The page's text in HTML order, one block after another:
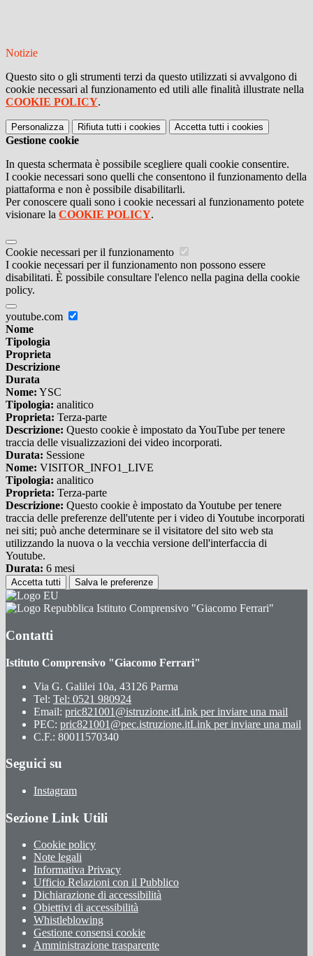
Notizie
Questo sito o gli strumenti terzi da questo utilizzati si avvalgono di
cookie necessari al funzionamento ed utili alle finalità illustrate nella
COOKIE POLICY.
Personalizza Rifiuta tutti i cookies Accetta tutti i cookies
Gestione cookie
In questa schermata è possibile scegliere quali cookie consentire.
I cookie necessari sono quelli che consentono il funzionamento della
piattaforma e non è possibile disabilitarli.
Per conoscere quali sono i cookie necessari al funzionamento potete
visionare la COOKIE POLICY.
Cookie necessari per il funzionamento
I cookie necessari per il funzionamento non possono essere
disabilitati. È possibile consultare l'elenco nella pagina della cookie
policy.
youtube.com
Nome
Tipologia
Proprieta
Descrizione
Durata
Nome: YSC
Tipologia: analitico
Proprieta: Terza-parte
Descrizione: Questo cookie è impostato da YouTube per tenere
traccia delle visualizzazioni dei video incorporati.
Durata: Sessione
Nome: VISITOR_INFO1_LIVE
Tipologia: analitico
Proprieta: Terza-parte
Descrizione: Questo cookie è impostato da Youtube per tenere
traccia delle preferenze dell'utente per i video di Youtube incorporati
nei siti; può anche determinare se il visitatore del sito web sta
utilizzando la nuova o la vecchia versione dell'interfaccia di
Youtube.
Durata: 6 mesi
Accetta tutti Salva le preferenze
Istituto Comprensivo "Giacomo Ferrari"
Contatti
Istituto Comprensivo "Giacomo Ferrari"
Via G. Galilei 10a, 43126 Parma
Tel: Tel: 0521 980924
Email: pric821001@istruzione.itLink per inviare una mail
PEC: pric821001@pec.istruzione.itLink per inviare una mail
C.F.: 80011570340
Seguici su
Instagram
Sezione Link Utili
Cookie policy
Note legali
Informativa Privacy
Ufficio Relazioni con il Pubblico
Dichiarazione di accessibilità
Obiettivi di accessibilità
Whistleblowing
Gestione consensi cookie
Amministrazione trasparente